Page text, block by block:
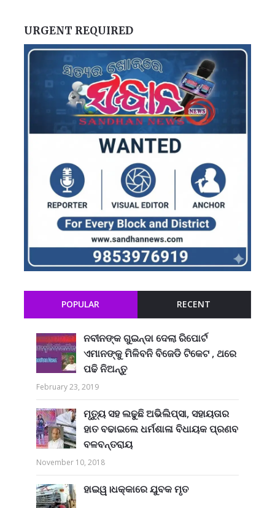
URGENT REQUIRED
POPULAR RECENT
ନବୀନଙ୍କ ଗୁଇନ୍ଦା ଦେଲା ରିପୋର୍ଟ
ଏମାନଙ୍କୁ ମିଳିବନି ବିଜେଡି ଟିକେଟ , ଥରେ
ପଢି ନିଅନ୍ତୁ
February 23, 2019
ମୃତ୍ୟୁ ସହ ଲଢୁଛି ଅଭିଲିପ୍ସା, ସହାୟତାର
ହାତ ବଢାଇଲେ ଧର୍ମଶାଳା ବିଧାୟକ ପ୍ରଣବ
ବଳବନ୍ତରାୟ
November 10, 2018
ହାଇୱ।ଧକ୍କାରେ ଯୁବକ ମୃତ